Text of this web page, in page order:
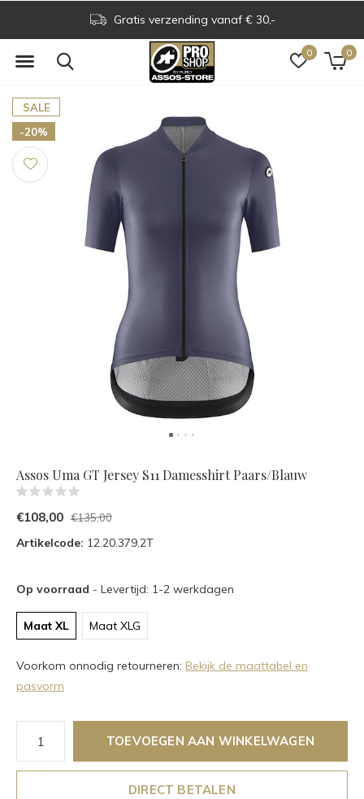
0 0
Gratis verzending vanaf € 30,-
SALE
-20%
Assos Uma GT Jersey S11 Damesshirt Paars/Blauw
€108,00 €135,00
Artikelcode: 12.20.379.2T
Op voorraad - Levertijd: 1-2 werkdagen
Maat XL Maat XLG
Voorkom onnodig retourneren: Bekijk de maattabel en
pasvorm
TOEVOEGEN AAN WINKELWAGEN
DIRECT BETALEN